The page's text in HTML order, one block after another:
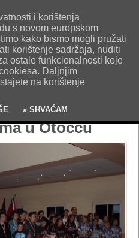
Impresum
Uvjeti korištenja
u Otočcu
i korištenja
s novom europskom
kako bismo mogli pružati
korištenje sadržaja, nuditi
ostale funkcionalnosti koje
Daljnjim
na korištenje
» SHVAĆAM